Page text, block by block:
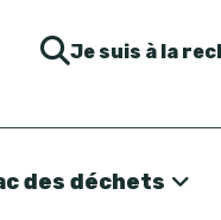
Je suis à la
des déchets